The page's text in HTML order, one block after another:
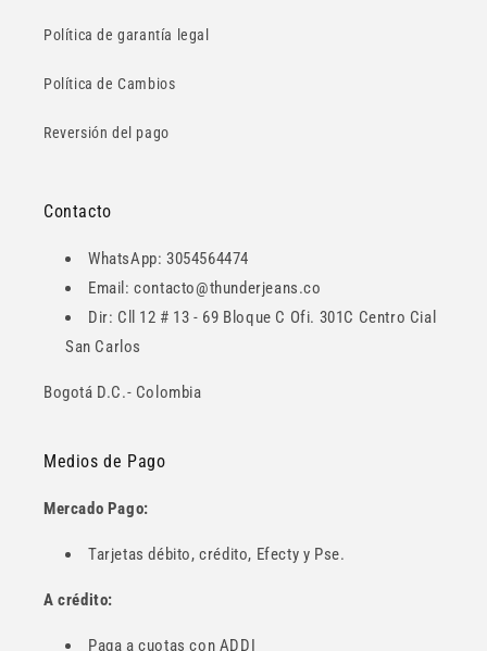
Política de garantía legal
Política de Cambios
Reversión del pago
Contacto
WhatsApp: 3054564474
Email: contacto@thunderjeans.co
Dir: Cll 12 # 13 - 69 Bloque C Ofi. 301C Centro Cial
San Carlos
Bogotá D.C.- Colombia
Medios de Pago
Mercado Pago:
Tarjetas débito, crédito, Efecty y Pse.
A crédito:
Paga a cuotas con ADDI